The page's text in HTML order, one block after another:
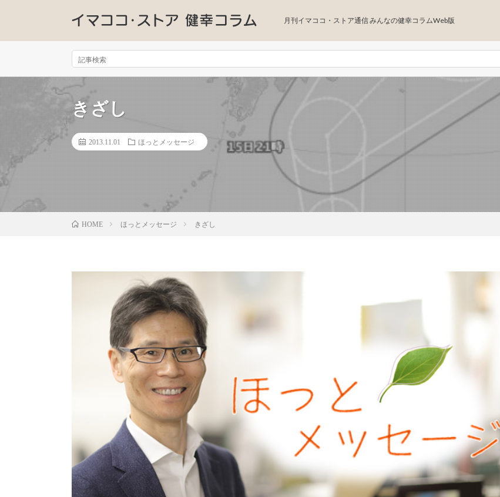
月刊イマココ・ストア通信 みんなの健幸コラムWeb版
きざし
2013.11.01 ほっとメッセージ
HOME ほっとメッセージ きざし